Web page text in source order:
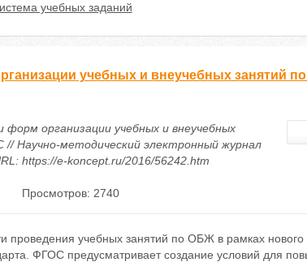
учебных заданий
учебных и внеучебных занятий
форм организации учебных и внеучебных
Научно-методический электронный журнал
https://e-koncept.ru/2016/56242.htm
Просмотров: 2740
проведения учебных занятий по ОБЖ в рамках
ФГОС предусматривает создание условий для